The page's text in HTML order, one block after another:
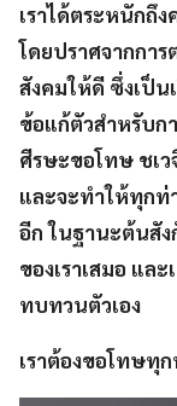
เราได้ตระหนักถึ
โดยปราศจากกา
สังคมให้ดี ซึ่งเป็น
ข้อแก้ตัวสำหรับก
ศีรษะขอโทษ ชเ
และจะทำให้ทุกท่
อีก ในฐานะต้นสัง
ของเราเสมอ แล
ทบทวนตัวเอง
เราต้องขอโทษทุ